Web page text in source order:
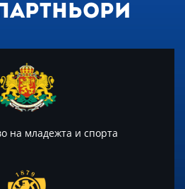
на младежта и спорта